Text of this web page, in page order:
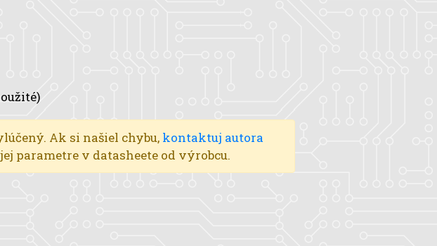
Ak si našiel chybu, kontaktuj autora
parametre v datasheete od výrobcu.